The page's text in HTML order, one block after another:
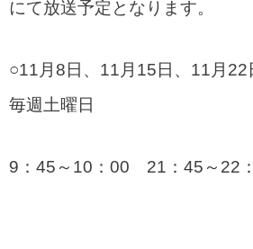
にて放送予定となります。
○11月8日、11月15日、11月22
毎週土曜日
9：45～10：00 21：45～22